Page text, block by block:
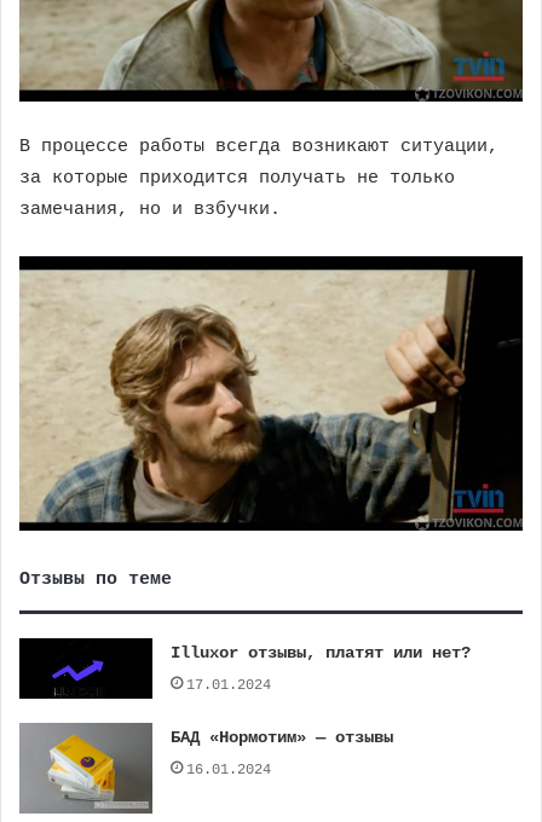
В процессе работы всегда возникают ситуации,
за которые приходится получать не только
замечания, но и взбучки.
Отзывы по теме
Illuxor отзывы, платят или нет?
17.01.2024
БАД «Нормотим» — отзывы
16.01.2024